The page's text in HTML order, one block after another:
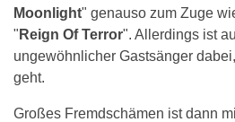
Moonlight" genauso zum Zuge
" Reign Of Terror". Allerdings ist
ungewöhnlicher Gastsänger
geht.
Großes Fremdschämen ist dann